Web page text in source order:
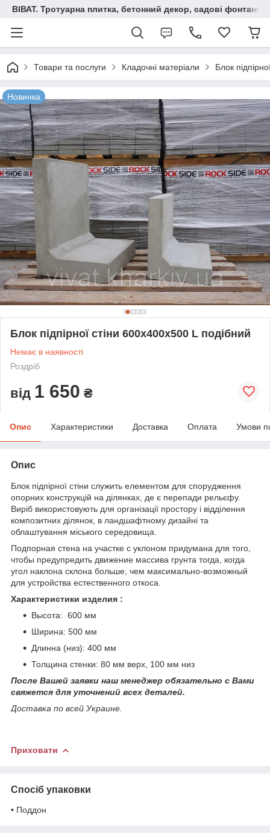
ВІВАТ. Тротуарна плитка, бетонний декор, садові фонтани
Товари та послуги Кладочні матеріали Блок
Новинка
Блок підпірної стіни 600x400x500 L подібний
Немає в наявності
Роздріб
від 1 650 ₴
Опис Характеристики Доставка Оплата Умови
Опис
Блок підпірної стіни служить елементом для спорудження
опорних конструкцій на ділянках, де є перепади рельєфу.
Виріб використовують для організації простору і відділення
композитних ділянок, в ландшафтному дизайні та
облаштування міського середовища.
Подпорная стена на участке с уклоном придумана для того,
чтобы предупредить движение массива грунта тогда, когда
угол наклона склона больше, чем максимально-возможный
для устройства естественного откоса.
Характеристики изделия :
Высота: 600 мм
Ширина: 500 мм
Длинна (низ): 400 мм
Толщина стенки: 80 мм верх, 100 мм низ
После Вашей заявки наш менеджер обязательно с Вами
свяжется для уточнений всех деталей.
Доставка по всей Украине.
Приховати
Спосіб упаковки
• Поддон